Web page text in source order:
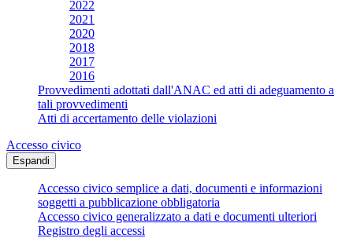
2022
2021
2020
2018
2017
2016
Provvedimenti adottati dall'ANAC ed atti di adeguamento a
tali provvedimenti
Atti di accertamento delle violazioni
Accesso civico
Espandi
Accesso civico semplice a dati, documenti e informazioni
soggetti a pubblicazione obbligatoria
Accesso civico generalizzato a dati e documenti ulteriori
Registro degli accessi